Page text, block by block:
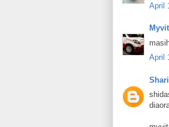
April
April